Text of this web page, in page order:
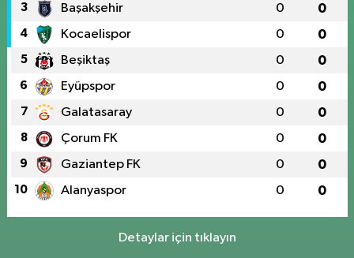
3 Başakşehir 0 0
4 Kocaelispor 0 0
5 Beşiktaş 0 0
6 Eyüpspor 0 0
7 Galatasaray 0 0
8 Çorum FK 0 0
9 Gaziantep FK 0 0
10 Alanyaspor 0 0
Detaylar için tıklayın